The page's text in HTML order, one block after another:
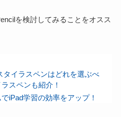
を検討してみることをオスス
タイラスペンはどれを選ぶべ
スペンも紹介！
iPad学習の効率をアップ！